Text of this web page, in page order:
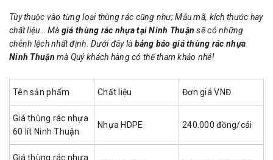
Tùy thuộc vào từng loại thùng rác cũng như; Mẫu mã, kích thước hay
chất liệu… Mà giá thùng rác nhựa tại Ninh Thuận sẽ có những
chênh lệch nhất định. Dưới đây là bảng báo giá thùng rác nhựa
Ninh Thuận mà Quý khách hàng có thể tham khảo nhé!
Tên sản phẩm Chất liệu Đơn giá VNĐ
Giá thùng rác nhựa
60 lít Ninh Thuận
Nhựa HDPE 240.000 đồng/cái
Giá thùng rác nhựa